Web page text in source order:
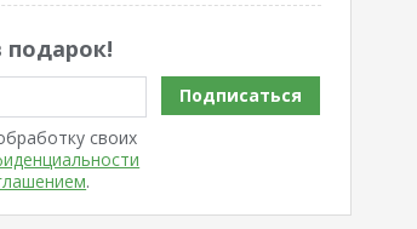
подарок!
своих
.
Подписаться